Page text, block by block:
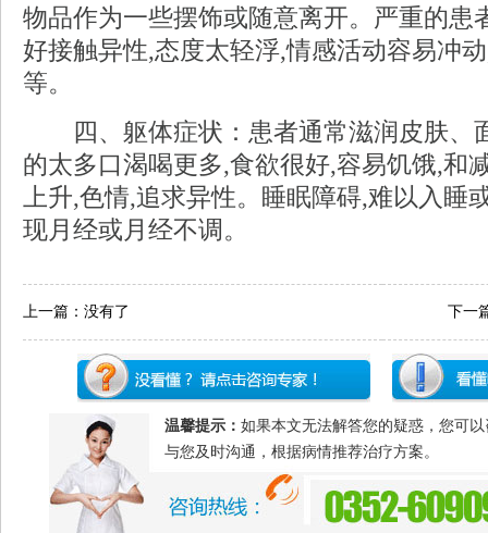
物品作为一些摆饰或随意离开。严重的患
好接触异性,态度太轻浮,情感活动容易冲
等。
四、躯体症状：患者通常滋润皮肤、
的太多口渴喝更多,食欲很好,容易饥饿,和
上升,色情,追求异性。睡眠障碍,难以入睡
现月经或月经不调。
上一篇：没有了 下一
温馨提示： 如果本文无法解答您的疑惑，您可
与您及时沟通，根据病情推荐治疗方案。